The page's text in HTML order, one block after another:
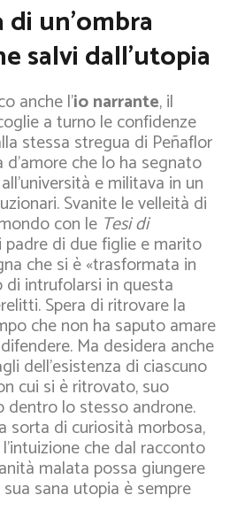
un’ombra
salvi dall’utopia
anche l’io narrante, il
a turno le confidenze
stessa stregua di Peñaflor
d’amore che lo ha segnato
e militava in un
Svanite le velleità di
con le Tesi di
padre di due figlie e marito
che si è «trasformata in
di intrufolarsi in questa
Spera di ritrovare la
che non ha saputo amare
Ma desidera anche
dell’esistenza di ciascuno
cui si è ritrovato, suo
dentro lo stesso androne.
sorta di curiosità morbosa,
che dal racconto
malata possa giungere
sana utopia è sempre